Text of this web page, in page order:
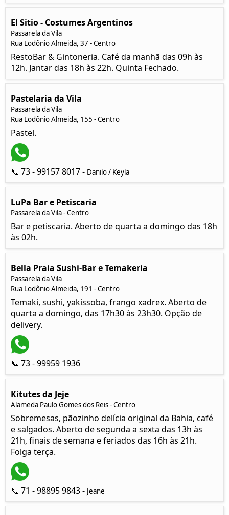
El Sitio - Costumes Argentinos
Passarela da Vila
Rua Lodônio Almeida, 37 - Centro
RestoBar & Gintoneria. Café da manhã das 09h às
12h. Jantar das 18h às 22h. Quinta Fechado.
Pastelaria da Vila
Passarela da Vila
Rua Lodônio Almeida, 155 - Centro
Pastel.
📞 73 - 99157 8017 - Danilo / Keyla
LuPa Bar e Petiscaria
Passarela da Vila - Centro
Bar e petiscaria. Aberto de quarta a domingo das 18h
às 02h.
Bella Praia Sushi-Bar e Temakeria
Passarela da Vila
Rua Lodônio Almeida, 191 - Centro
Temaki, sushi, yakissoba, frango xadrex. Aberto de
quarta a domingo, das 17h30 às 23h30. Opção de
delivery.
📞 73 - 99959 1936
Kitutes da Jeje
Alameda Paulo Gomes dos Reis - Centro
Sobremesas, pãozinho delícia original da Bahia, café
e salgados. Aberto de segunda a sexta das 13h às
21h, finais de semana e feriados das 16h às 21h.
Folga terça.
📞 71 - 98895 9843 - Jeane